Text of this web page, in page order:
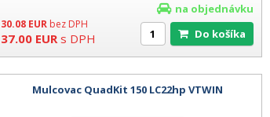
30.08 EUR bez DPH
37.00 EUR s DPH
na objednávku
Do košíka
Mulcovac QuadKit 150 LC22hp VTWIN